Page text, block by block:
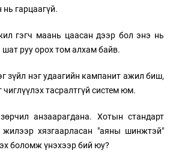
нь гарцаагүй.
гэгч маань цаасан дээр бол энэ нь
руу орох том алхам байв.
зүйл нэг удаагийн кампанит ажил биш,
тасралтгүй систем юм.
анзаарагдана. Хотын стандарт
жилээр хязгаарласан "аяны шинжтэй"
боломж үнэхээр бий юу?